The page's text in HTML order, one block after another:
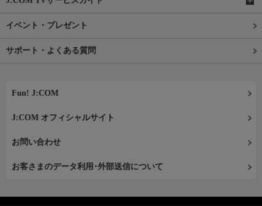
イベント・プレゼント
サポート・よくある質問
Fun! J:COM
J:COM オフィシャルサイト
お問い合わせ
お客さまのデータ利用･外部送信について